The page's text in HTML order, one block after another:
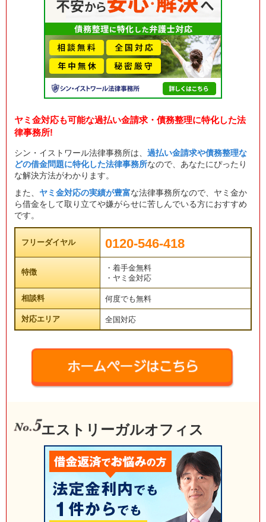
ヤミ金対応も可能な過払い金請求・債務整理に特化した法
律事務所!
シン・イストワール法律事務所は、 過払い金請求や債務整理な
どの借金問題に特化した法律事務所なので、あなたにぴったり
な解決方法がわかります。
また、 ヤミ金対応の実績が豊富な法律事務所なので、ヤミ金か
ら借金をして取り立てや嫌がらせに苦しんでいる方におすすめ
です。
フリーダイヤル 0120-546-418
特徴
・着手金無料
・ヤミ金対応
相談料 何度でも無料
対応エリア 全国対応
エストリーガルオフィス